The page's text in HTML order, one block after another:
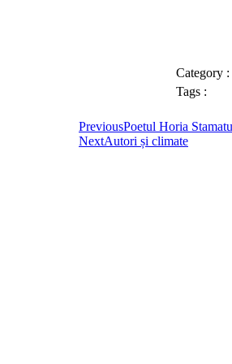
Category :
Tags :
PreviousPoetul Horia Stamatu
NextAutori și climate